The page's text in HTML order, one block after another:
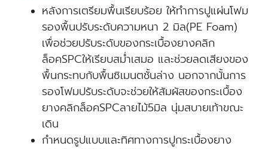
หลังการเตรียมพื้นเรียบร้อย ให้ทำการปูแผ่นโฟม
รองพื้นปรับระดับความหนา 2 มิล(PE Foam)
เพื่อช่วยปรับระดับของกระเบื้องยางคลิก
ล็อคSPCให้เรียบสม่ำเสมอ และช่วยลดเสียงของ
พื้นกระทบกับพื้นซิเมนตชั้นล่าง นอกจากนั้นการ
รองโฟมปรับระดับจะช่วยให้สัมผัสของกระเบื้อง
ยางคลิกล็อคSPCลายไม้5มิล นุ่มสบายเท้าขณะ
เดิน
กำหนดรูปแบบและทิศทางการปูกระเบื้องยาง